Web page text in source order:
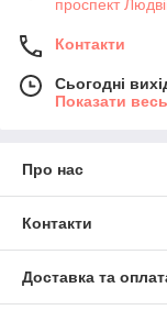
проспект
Контакти
Сьогодні
Показати
Про нас
Контакти
Доставка та